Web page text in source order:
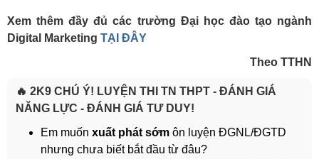
Xem thêm đầy đủ các trường Đại học đào tạo ngành
Digital Marketing TẠI ĐÂY
Theo TTHN
🔥 2K9 CHÚ Ý! LUYỆN THI TN THPT - ĐÁNH GIÁ
NĂNG LỰC - ĐÁNH GIÁ TƯ DUY!
Em muốn xuất phát sớm ôn luyện ĐGNL/ĐGTD
nhưng chưa biết bắt đầu từ đâu?